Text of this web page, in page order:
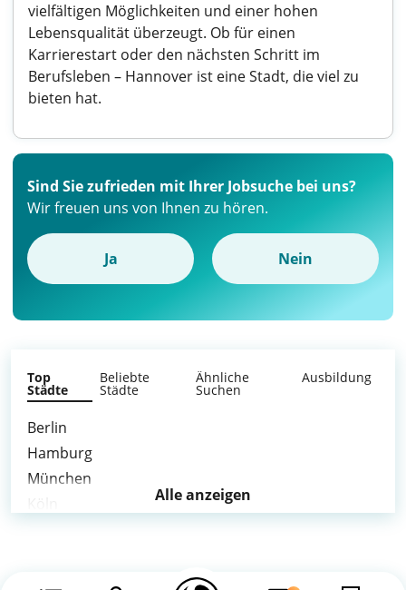
vielfältigen Möglichkeiten und einer hohen
Lebensqualität überzeugt. Ob für einen
Karrierestart oder den nächsten Schritt im
Berufsleben – Hannover ist eine Stadt, die viel zu
bieten hat.
Sind Sie zufrieden mit Ihrer Jobsuche bei uns?
Wir freuen uns von Ihnen zu hören.
Ja Nein
Top
Städte
Beliebte
Städte
Ähnliche
Suchen
Ausbildung
Berlin
Hamburg
München
Alle anzeigen